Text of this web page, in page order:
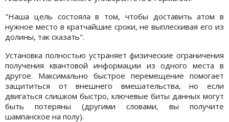
"Наша цель состояла в том, чтобы доставить атом в
нужное место в кратчайшие сроки, не выплескивая его из
долины, так сказать".
Установка полностью устраняет физические ограничения
получения квантовой информации из одного места в
другое. Максимально быстрое перемещение помогает
защититься от внешнего вмешательства, но если
двигаться слишком быстро, ключевые биты данных могут
быть потеряны (другими словами, вы получите
шампанское на полу).